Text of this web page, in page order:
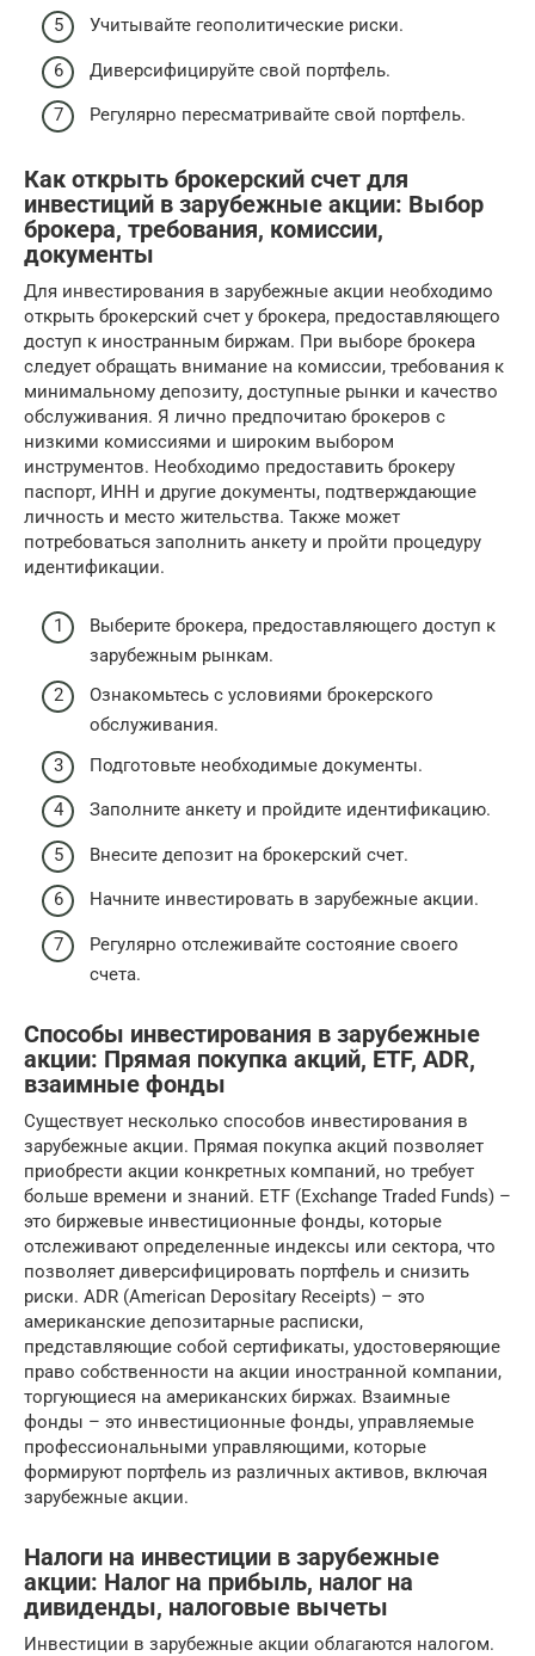
Учитывайте геополитические риски.
Диверсифицируйте свой портфель.
Регулярно пересматривайте свой портфель.
Как открыть брокерский счет для
инвестиций в зарубежные акции: Выбор
брокера, требования, комиссии,
документы
Для инвестирования в зарубежные акции необходимо
открыть брокерский счет у брокера, предоставляющего
доступ к иностранным биржам. При выборе брокера
следует обращать внимание на комиссии, требования к
минимальному депозиту, доступные рынки и качество
обслуживания. Я лично предпочитаю брокеров с
низкими комиссиями и широким выбором
инструментов. Необходимо предоставить брокеру
паспорт, ИНН и другие документы, подтверждающие
личность и место жительства. Также может
потребоваться заполнить анкету и пройти процедуру
идентификации.
Выберите брокера, предоставляющего доступ к
зарубежным рынкам.
Ознакомьтесь с условиями брокерского
обслуживания.
Подготовьте необходимые документы.
Заполните анкету и пройдите идентификацию.
Внесите депозит на брокерский счет.
Начните инвестировать в зарубежные акции.
Регулярно отслеживайте состояние своего
счета.
Способы инвестирования в зарубежные
акции: Прямая покупка акций, ETF, ADR,
взаимные фонды
Существует несколько способов инвестирования в
зарубежные акции. Прямая покупка акций позволяет
приобрести акции конкретных компаний, но требует
больше времени и знаний. ETF (Exchange Traded Funds) –
это биржевые инвестиционные фонды, которые
отслеживают определенные индексы или сектора, что
позволяет диверсифицировать портфель и снизить
риски. ADR (American Depositary Receipts) – это
американские депозитарные расписки,
представляющие собой сертификаты, удостоверяющие
право собственности на акции иностранной компании,
торгующиеся на американских биржах. Взаимные
фонды – это инвестиционные фонды, управляемые
профессиональными управляющими, которые
формируют портфель из различных активов, включая
зарубежные акции.
Налоги на инвестиции в зарубежные
акции: Налог на прибыль, налог на
дивиденды, налоговые вычеты
Инвестиции в зарубежные акции облагаются налогом.